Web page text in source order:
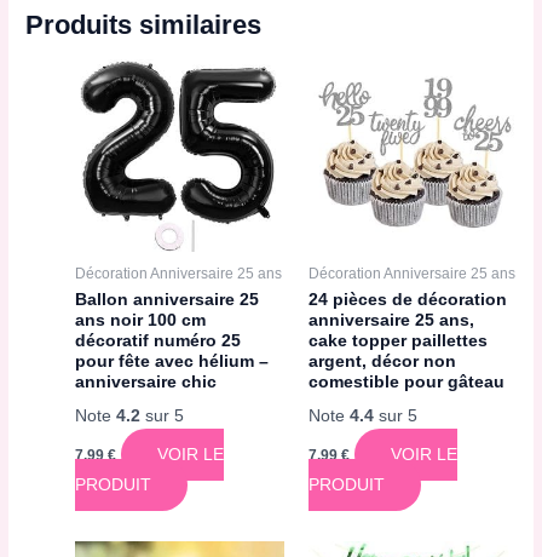
Produits similaires
Décoration Anniversaire 25 ans
Ballon anniversaire 25
ans noir 100 cm
décoratif numéro 25
pour fête avec hélium –
anniversaire chic
Note4.2 sur 5
7,99€
VOIR LE
PRODUIT
Décoration Anniversaire 25 ans
24 pièces de décoration
anniversaire 25 ans,
cake topper paillettes
argent, décor non
comestible pour gâteau
Note 4.4sur 5
7,99€
VOIR LE
PRODUIT